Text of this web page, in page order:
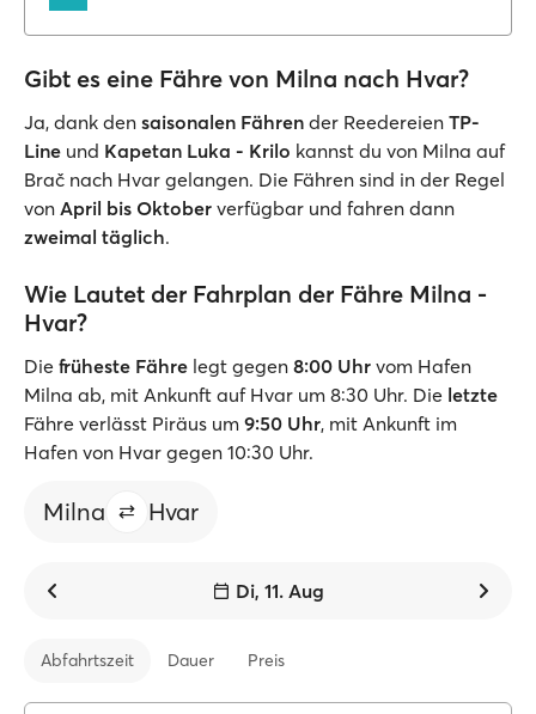
Gibt es eine Fähre von Milna nach Hvar?
Ja, dank den saisonalen Fähren der Reedereien TP-
Line und Kapetan Luka - Krilo kannst du von Milna auf
Brač nach Hvar gelangen. Die Fähren sind in der Regel
von April bis Oktober verfügbar und fahren dann
zweimal täglich.
Wie Lautet der Fahrplan der Fähre Milna -
Hvar?
Die früheste Fähre legt gegen 8:00 Uhr vom Hafen
Milna ab, mit Ankunft auf Hvar um 8:30 Uhr. Die letzte
Fähre verlässt Piräus um 9:50 Uhr, mit Ankunft im
Hafen von Hvar gegen 10:30 Uhr.
Milna Hvar
Di, 11. Aug
Abfahrtszeit Dauer Preis